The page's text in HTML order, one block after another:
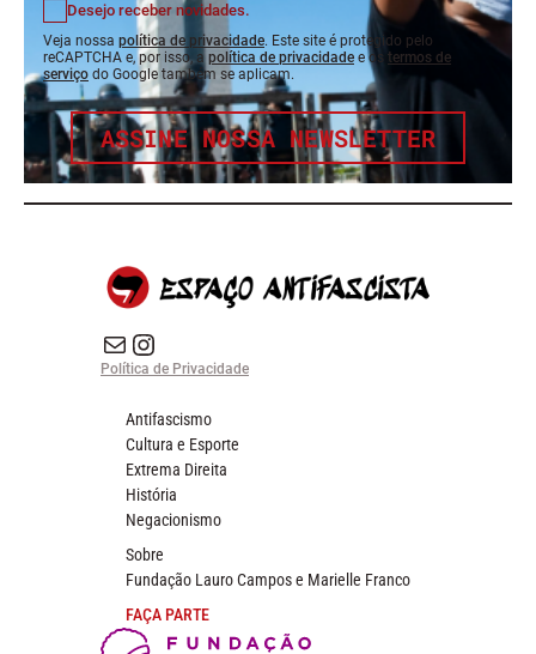
Desejo receber novidades.
Veja nossa política de privacidade. Este site é protegido pelo
reCAPTCHA e, por isso, a política de privacidade e os termos de
serviço do Google também se aplicam.
ASSINE NOSSA NEWSLETTER
E-mail Instagram do Espaço Antifascista
Política de Privacidade
Antifascismo
Cultura e Esporte
Extrema Direita
História
Negacionismo
Sobre
Fundação Lauro Campos e Marielle Franco
FAÇA PARTE